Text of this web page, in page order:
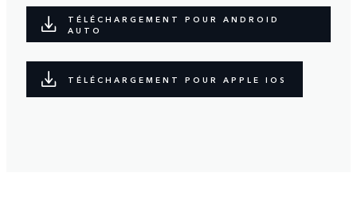
TÉLÉCHARGEMENT POUR ANDROID
AUTO
TÉLÉCHARGEMENT POUR APPLE IOS